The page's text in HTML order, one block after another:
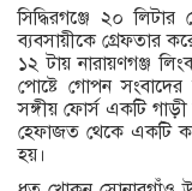
সিদ্ধিরগঞ্জে ২০
ব্যবসায়ীকে গ্রেফতার
১২ টায় নারায়ণগঞ্জ
পোষ্টে গোপন
সঙ্গীয় ফোর্স একটি
হেফাজত থেকে একটি
হয়।